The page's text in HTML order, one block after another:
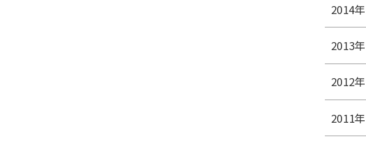
2014年
2013年
2012年
2011年